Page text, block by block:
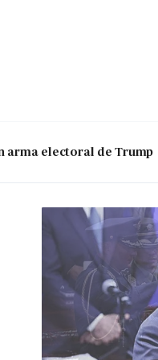
arma electoral de Trump